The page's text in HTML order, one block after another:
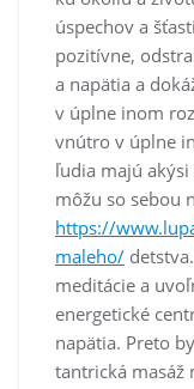
úspechov a
pozitívne,
a napätia a
v úplne inom
vnútro v úplne
ľudia majú
môžu so sebou
https://
maleho/
meditácie a
energetické
napätia. Preto
tantrická masáž